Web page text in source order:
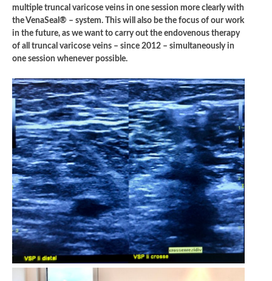
multiple truncal varicose veins in one session more clearly with
the VenaSeal® – system. This will also be the focus of our work
in the future, as we want to carry out the endovenous therapy
of all truncal varicose veins – since 2012 – simultaneously in
one session whenever possible.